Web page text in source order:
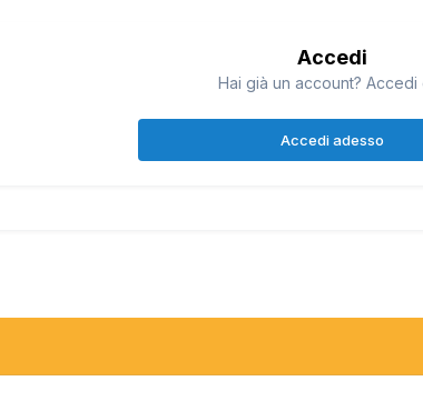
Accedi
Hai già un account? Accedi
Accedi adesso